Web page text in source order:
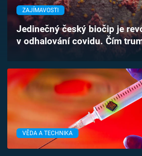
Časopis
Sledujte prima+
Přihlášení
Sledujte nás
ZAJÍMAVOSTI
Jedinečný český biočip je
v odhalování covidu. Čím
VĚDA A TECHNIKA